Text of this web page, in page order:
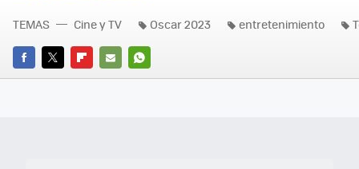
FACEBOOK
TWITTERFLIPBOARD
E-
WHATSAPP
TEMAS Cine y TV Oscar 2023 entretenimiento